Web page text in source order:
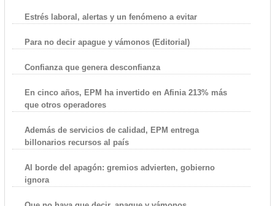
Estrés laboral, alertas y un fenómeno a evitar
Para no decir apague y vámonos (Editorial)
Confianza que genera desconfianza
En cinco años, EPM ha invertido en Afinia 213% más
que otros operadores
Además de servicios de calidad, EPM entrega
billonarios recursos al país
Al borde del apagón: gremios advierten, gobierno
ignora